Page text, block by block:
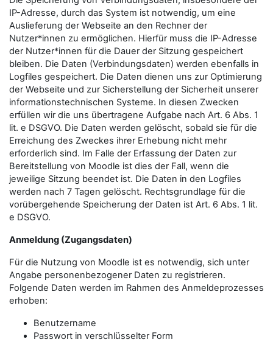
IP-Adresse, durch das System ist notwendig, um eine
Auslieferung der Webseite an den Rechner der
Nutzer*innen zu ermöglichen. Hierfür muss die IP-Adresse
der Nutzer*innen für die Dauer der Sitzung gespeichert
bleiben. Die Daten (Verbindungsdaten) werden ebenfalls in
Logfiles gespeichert. Die Daten dienen uns zur Optimierung
der Webseite und zur Sicherstellung der Sicherheit unserer
informationstechnischen Systeme. In diesen Zwecken
erfüllen wir die uns übertragene Aufgabe nach Art. 6 Abs. 1
lit. e DSGVO. Die Daten werden gelöscht, sobald sie für die
Erreichung des Zweckes ihrer Erhebung nicht mehr
erforderlich sind. Im Falle der Erfassung der Daten zur
Bereitstellung von Moodle ist dies der Fall, wenn die
jeweilige Sitzung beendet ist. Die Daten in den Logfiles
werden nach 7 Tagen gelöscht. Rechtsgrundlage für die
vorübergehende Speicherung der Daten ist Art. 6 Abs. 1 lit.
e DSGVO.
Anmeldung (Zugangsdaten)
Für die Nutzung von Moodle ist es notwendig, sich unter
Angabe personenbezogener Daten zu registrieren.
Folgende Daten werden im Rahmen des Anmeldeprozesses
erhoben:
Benutzername
Passwort in verschlüsselter Form